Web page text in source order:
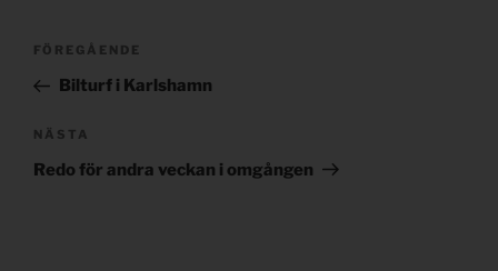
Post
Föregående
inlägg
FÖREGÅENDE
Bilturf i Karlshamn
Nästa
inlägg
NÄSTA
Redo för andra veckan i omgången